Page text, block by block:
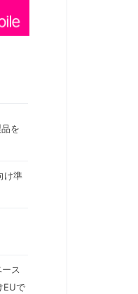
を
け準
ス
EUで